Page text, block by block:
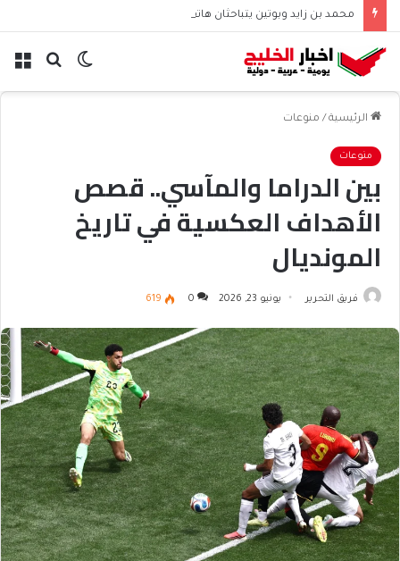
بحث الوضع
الرئيسية / منوعات
منوعات
بين الدراما والمآسي.. قصص
الأهداف العكسية في تاريخ
المونديال
فريق التحرير يونيو 23, 2026 0
619